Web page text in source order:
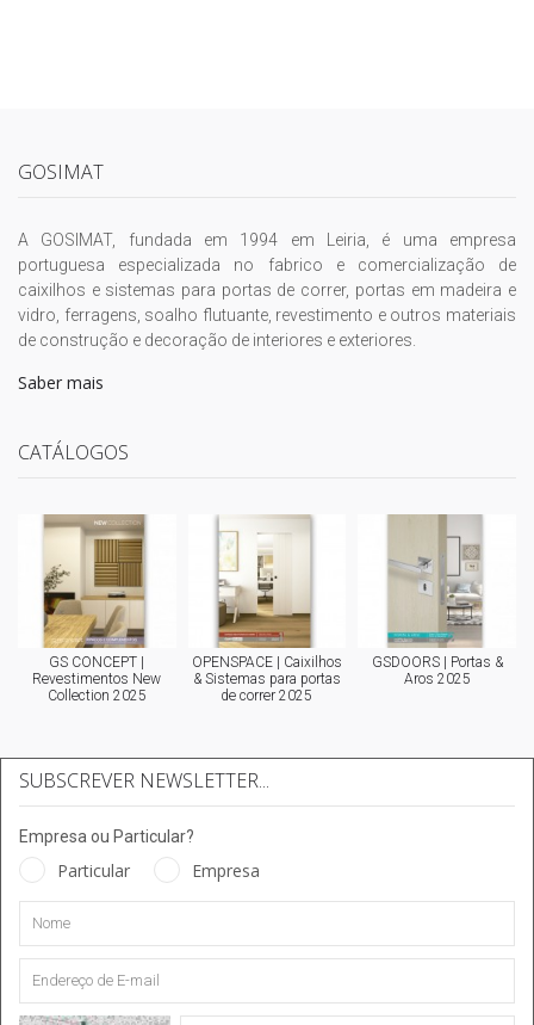
GOSIMAT
A GOSIMAT, fundada em 1994 em Leiria, é uma empresa
portuguesa especializada no fabrico e comercialização de
caixilhos e sistemas para portas de correr, portas em madeira e
vidro, ferragens, soalho flutuante, revestimento e outros materiais
de construção e decoração de interiores e exteriores.
Saber mais
CATÁLOGOS
GS CONCEPT |
Revestimentos New
Collection 2025
OPENSPACE | Caixilhos
& Sistemas para portas
de correr 2025
GSDOORS | Portas &
Aros 2025
SUBSCREVER NEWSLETTER...
Empresa ou Particular?
Particular Empresa